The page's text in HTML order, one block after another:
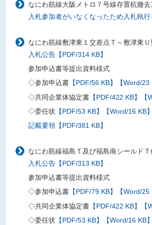
なにわ筋線大阪メトロ７号線存置杭撤
入札参加者がいなくなったため入札執
なにわ筋線敷津東１交差点Ｔ～敷津東
入札公告【PDF/314 KB】
参加申込書等提出資料様式
◇参加申込書【PDF/56 KB】
【Word/23
◇共同企業体協定書【PDF/422 KB】
【
◇委任状 【PDF/53 KB】
【Word/16 KB】
記載要領【PDF/381 KB】
なにわ筋線福島Ｔ及び福島南シールド
入札公告【PDF/313 KB】
参加申込書等提出資料様式
◇参加申込書【PDF/79 KB】
【Word/25
◇共同企業体協定書【PDF/422 KB】
【
◇委任状 【PDF/53 KB】
【Word/16 KB】